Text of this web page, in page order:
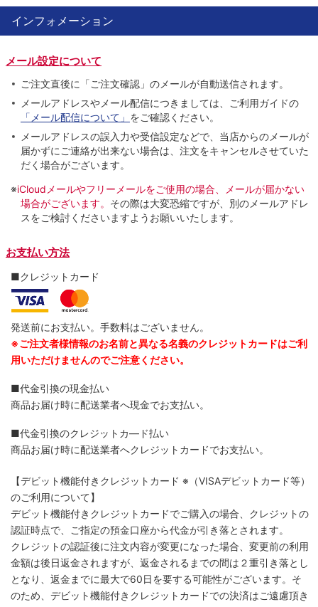
インフォメーション
メール設定について
ご注文直後に「ご注文確認」のメールが自動送信されます。
メールアドレスやメール配信につきましては、ご利用ガイドの
「メール配信について」 をご確認ください。
メールアドレスの誤入力や受信設定などで、当店からのメールが
届かずにご連絡が出来ない場合は、注文をキャンセルさせていた
だく場合がございます。
※iCloudメールやフリーメールをご使用の場合、メールが届かない
場合がございます。 その際は大変恐縮ですが、別のメールアドレ
スをご検討くださいますようお願いいたします。
お支払い方法
■クレジットカード
発送前にお支払い。手数料はございません。
※ご注文者様情報のお名前と異なる名義のクレジットカードはご利
用いただけませんのでご注意ください。
■代金引換の現金払い
商品お届け時に配送業者へ現金でお支払い。
■代金引換のクレジットカ―ド払い
商品お届け時に配送業者へクレジットカードでお支払い。
【デビット機能付きクレジットカード ※（VISAデビットカード等）
のご利用について】
デビット機能付きクレジットカードでご購入の場合、クレジットの
認証時点で、ご指定の預金口座から代金が引き落とされます。
クレジットの認証後に注文内容が変更になった場合、変更前の利用
金額は後日返金されますが、返金されるまでの間は２重引き落とし
となり、返金までに最大で60日を要する可能性がございます。そ
のため、デビット機能付きクレジットカードでの決済はご遠慮頂き